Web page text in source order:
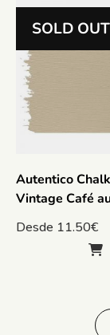
SOLD OUT
Autentico
Vintage Café
Desde 11.50€